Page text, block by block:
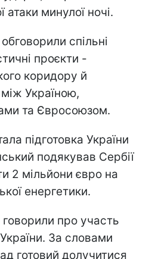
атаки минулої ночі.
спільні
проєкти -
коридору й
між Україною,
та Євросоюзом.
підготовка України
подякував Сербії
2 мільйони євро на
енергетики.
говорили про участь
За словами
готовий долучитися